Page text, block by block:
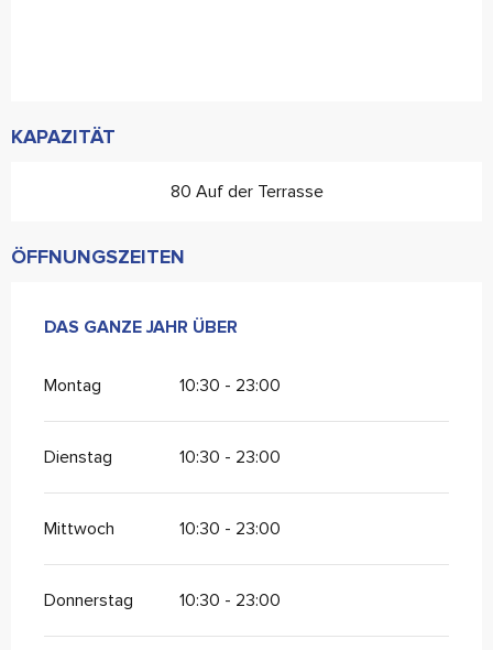
KAPAZITÄT
80 Auf der Terrasse
ÖFFNUNGSZEITEN
DAS GANZE JAHR ÜBER
DAS GANZE JAHR ÜBER
Montag 10:30 - 23:00
Dienstag 10:30 - 23:00
Mittwoch 10:30 - 23:00
Donnerstag 10:30 - 23:00